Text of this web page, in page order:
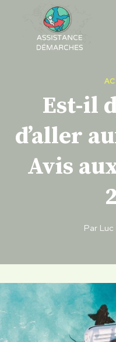
content
Est-il
d’aller
Avis
Par Luc